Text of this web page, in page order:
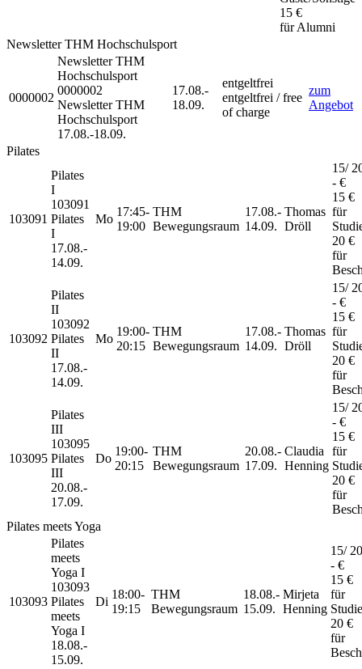
15 €
für Alumni
Newsletter THM Hochschulsport
0000002
Newsletter THM
Hochschulsport
0000002
Newsletter THM
Hochschulsport
17.08.-18.09.
17.08.-
18.09.
entgeltfrei
entgeltfrei / free
of charge
zum
Angebot
Pilates
103091
Pilates
I
103091
Pilates
I
17.08.-
14.09.
Mo
17:45-
19:00
THM
Bewegungsraum
17.08.-
14.09.
Thomas
Dröll
15/
- €
15 €
für
20 €
für
103092
Pilates
II
103092
Pilates
II
17.08.-
14.09.
Mo
19:00-
20:15
THM
Bewegungsraum
17.08.-
14.09.
Thomas
Dröll
15/
- €
15 €
für
20 €
für
103095
Pilates
III
103095
Pilates
III
20.08.-
17.09.
Do
19:00-
20:15
THM
Bewegungsraum
20.08.-
17.09.
Claudia
Henning
15/
- €
15 €
für
20 €
für
Pilates meets Yoga
103093
Pilates
meets
Yoga I
103093
Pilates
meets
Yoga I
18.08.-
15.09.
Di
18:00-
19:15
THM
Bewegungsraum
18.08.-
15.09.
Mirjeta
Henning
15/
- €
15 €
für
20 €
für